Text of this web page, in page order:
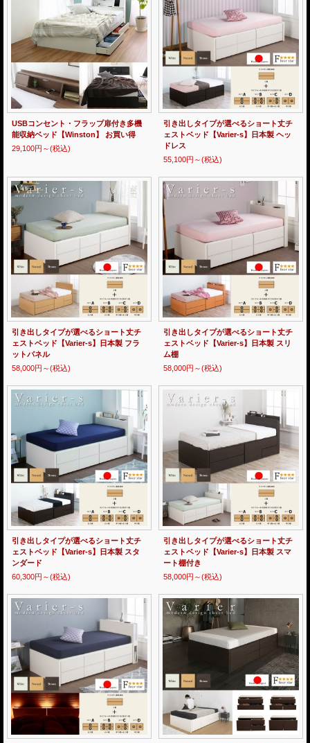
USBコンセント・フラップ扉付き多機
能収納ベッド【Winston】 お買い得
29,100円～(税込)
引き出しタイプが選べるショート丈チ
ェストベッド【Varier-s】日本製 ヘッ
ドレス
55,100円～(税込)
引き出しタイプが選べるショート丈チ
ェストベッド【Varier-s】日本製 フラ
ットパネル
58,000円～(税込)
引き出しタイプが選べるショート丈チ
ェストベッド【Varier-s】日本製 スリ
ム棚
58,000円～(税込)
引き出しタイプが選べるショート丈チ
ェストベッド【Varier-s】日本製 スタ
ンダード
60,300円～(税込)
引き出しタイプが選べるショート丈チ
ェストベッド【Varier-s】日本製 スマ
ート棚付き
58,000円～(税込)